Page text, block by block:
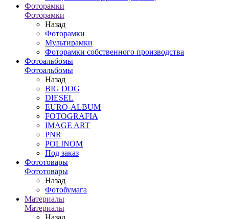
Фоторамки
Фоторамки
Назад
Фоторамки
Мультирамки
Фоторамки собственного производства
Фотоальбомы
Фотоальбомы
Назад
BIG DOG
DIESEL
EURO-ALBUM
FOTOGRAFIA
IMAGE ART
PNR
POLINOM
Под заказ
Фототовары
Фототовары
Назад
Фотобумага
Материалы
Материалы
Назад